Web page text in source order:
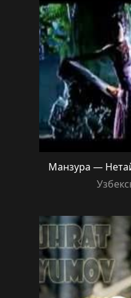
Манзура —